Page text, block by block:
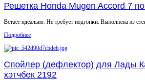
Решетка Honda Mugen Accord 7
Встает идеально. Не требует подгонки. Выполнена из
Подробнее
Спойлер (дефлектор) для Лады
хэтчбек 2192